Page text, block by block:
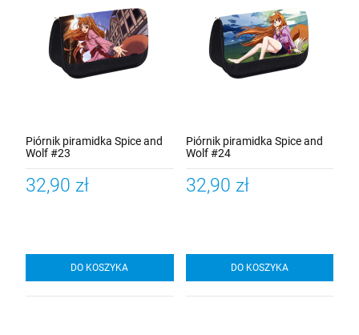
Piórnik piramidka Spice and
Wolf #23
32,90 zł
DO KOSZYKA
Piórnik piramidka Spice and
Wolf #24
32,90 zł
DO KOSZYKA